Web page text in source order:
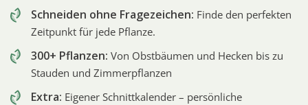
Schneiden ohne Fragezeichen: Finde den perfekten
Zeitpunkt für jede Pflanze.
300+ Pflanzen: Von Obstbäumen und Hecken bis zu
Stauden und Zimmerpflanzen
Extra: Eigener Schnittkalender – persönliche